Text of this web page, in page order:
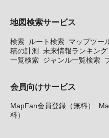
地図検索サービス
検索 ルート検索 マップツー
積の計測 未来情報ランキング
一覧検索 ジャンル一覧検索
会員向けサービス
MapFan会員登録（無料）
料）